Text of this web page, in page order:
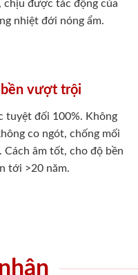
chịu được tác động của
nhiệt đới nóng ẩm.
vượt trội
tuyệt đối 100%. Không
co ngót, chống mối
Cách âm tốt, cho độ bền
tới >20 năm.